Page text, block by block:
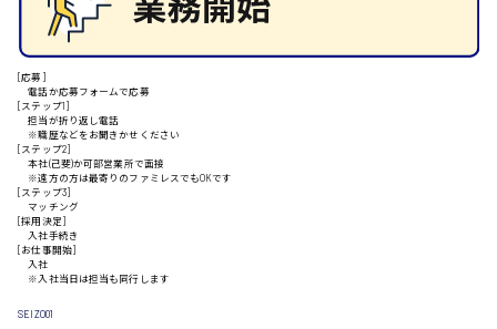
安芸郡
山口県
大竹市
三次市
日給制すべて
[応募]
電話か応募フォームで応募
[ステップ1]
担当が折り返し電話
※職歴などをお聞きかせください
[ステップ2]
本社(己斐)か可部営業所で面接
※遠方の方は最寄りのファミレスでもOKです
[ステップ3]
マッチング
[採用決定]
入社手続き
[お仕事開始]
入社
※入社当日は担当も同行します
SEIZO01